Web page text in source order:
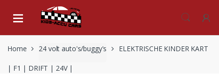
Home 24 volt auto's/buggy's ELEKTRISCHE KINDER KART
| F1 | DRIFT | 24V |